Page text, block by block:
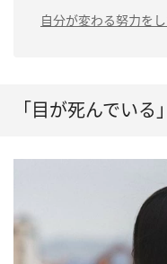
自分が変わる努力を
「目が死んでい